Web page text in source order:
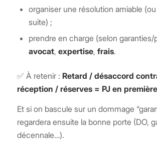
organiser une résolution amiable
suite) ;
prendre en charge (selon garanties/
avocat, expertise, frais.
✅ À retenir : Retard / désaccord
réception / réserves = PJ en
Et si on bascule sur un dommage
regardera ensuite la bonne porte (DO,
décennale…).